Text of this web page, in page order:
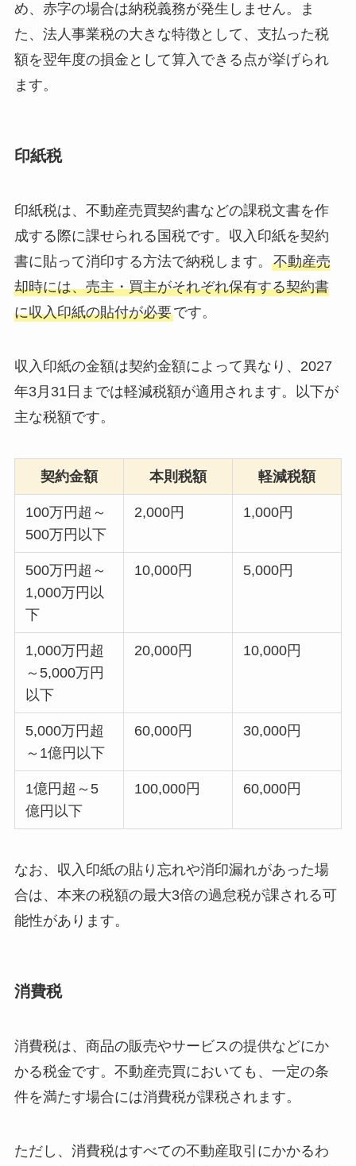
め、赤字の場合は納税義務が発生しません。ま
た、法人事業税の大きな特徴として、支払った税
額を翌年度の損金として算入できる点が挙げられ
ます。
印紙税
印紙税は、不動産売買契約書などの課税文書を作
成する際に課せられる国税です。収入印紙を契約
書に貼って消印する方法で納税します。 不動産売
却時には、売主・買主がそれぞれ保有する契約書
に収入印紙の貼付が必要です。
収入印紙の金額は契約金額によって異なり、2027
年3月31日までは軽減税額が適用されます。以下が
主な税額です。
契約金額 本則税額 軽減税額
100万円超～
500万円以下
2,000円 1,000円
500万円超～
1,000万円以
下
10,000円 5,000円
1,000万円超
～5,000万円
以下
20,000円 10,000円
5,000万円超
～1億円以下
60,000円 30,000円
1億円超～5
億円以下
100,000円 60,000円
なお、収入印紙の貼り忘れや消印漏れがあった場
合は、本来の税額の最大3倍の過怠税が課される可
能性があります。
消費税
消費税は、商品の販売やサービスの提供などにか
かる税金です。不動産売買においても、一定の条
件を満たす場合には消費税が課税されます。
ただし、消費税はすべての不動産取引にかかるわ